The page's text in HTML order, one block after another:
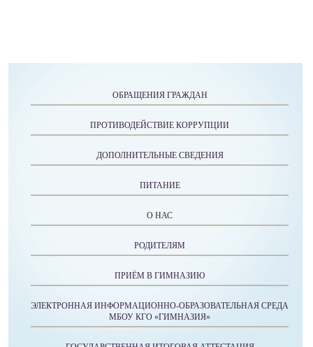
ОБРАЩЕНИЯ ГРАЖДАН
ПРОТИВОДЕЙСТВИЕ КОРРУПЦИИ
ДОПОЛНИТЕЛЬНЫЕ СВЕДЕНИЯ
ПИТАНИЕ
О НАС
РОДИТЕЛЯМ
ПРИЁМ В ГИМНАЗИЮ
ЭЛЕКТРОННАЯ ИНФОРМАЦИОННО-ОБРАЗОВАТЕЛЬНАЯ СРЕДА
МБОУ КГО «ГИМНАЗИЯ»